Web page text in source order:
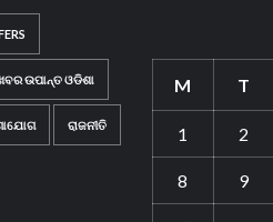
ଉପାନ୍ତ ଓଡିଶା
ରାଜନୀତି
M T
1 2
8 9